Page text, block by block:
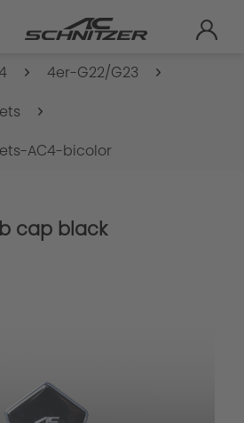
4er-G22/G23
AC4-bicolor
cap black